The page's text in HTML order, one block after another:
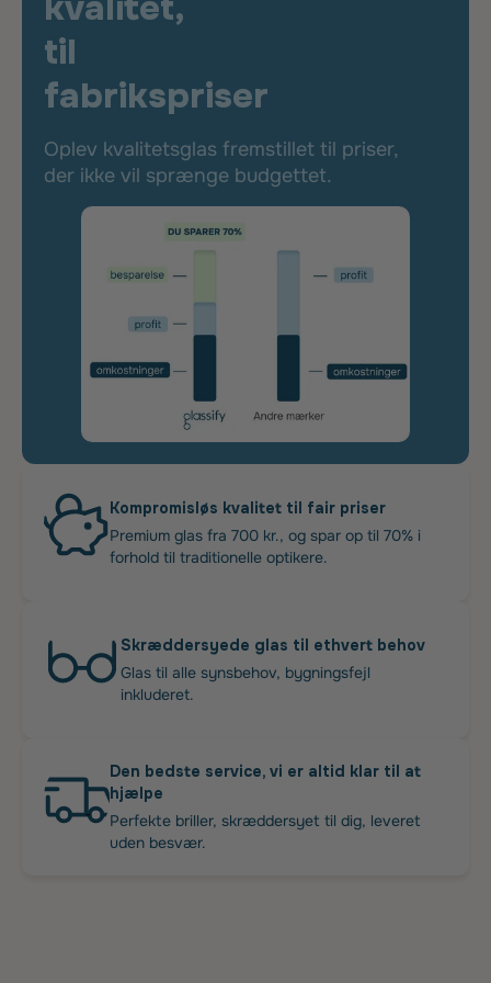
til
fabrikspriser
Oplev kvalitetsglas fremstillet til priser,
der ikke vil sprænge budgettet.
Kompromisløs kvalitet til fair priser
Premium glas fra 700 kr., og spar op til 70% i
forhold til traditionelle optikere.
Skræddersyede glas til ethvert behov
Glas til alle synsbehov, bygningsfejl
inkluderet.
Den bedste service, vi er altid klar til at
hjælpe
Perfekte briller, skræddersyet til dig, leveret
uden besvær.